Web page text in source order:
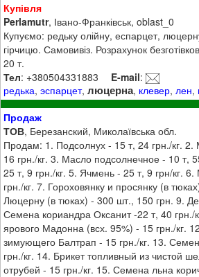
Купівля
Perlamutr, Івано-Франківськ, oblast_0
Купуємо: редьку олійну, еспарцет,
гірчицю. Самовивіз. Розрахунок
20 т.
Тел: +380504331883 E-mail:
редька,эспарцет,люцерна, клевер,лен,
Продаж
ТОВ, Березанский, Миколаївська обл.
Продам: 1. Подсолнух - 15 т, 24 грн./кг.
16 грн./кг. 3. Масло подсолнечное - 10 т,
25 т, 9 грн./кг. 5. Ячмень - 25 т, 9 грн/кг.
грн./кг. 7. Гороховянку и просянку (в
Люцерну (в тюках) - 300 шт., 150 грн. 9.
Семена кориандра Оксанит -22 т, 40 грн./
ярового Мадонна (всх. 95%) - 15 грн./кг.
зимующего Балтрап - 15 грн./кг. 13.
грн./кг. 14. Брикет топливный из чистой
отрубей - 15 грн./кг. 15. Семена льна